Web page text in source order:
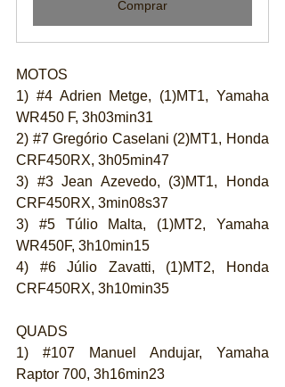
Comprar
MOTOS
1) #4 Adrien Metge, (1)MT1, Yamaha
WR450 F, 3h03min31
2) #7 Gregório Caselani (2)MT1, Honda
CRF450RX, 3h05min47
3) #3 Jean Azevedo, (3)MT1, Honda
CRF450RX, 3min08s37
3) #5 Túlio Malta, (1)MT2, Yamaha
WR450F, 3h10min15
4) #6 Júlio Zavatti, (1)MT2, Honda
CRF450RX, 3h10min35
QUADS
1) #107 Manuel Andujar, Yamaha
Raptor 700, 3h16min23